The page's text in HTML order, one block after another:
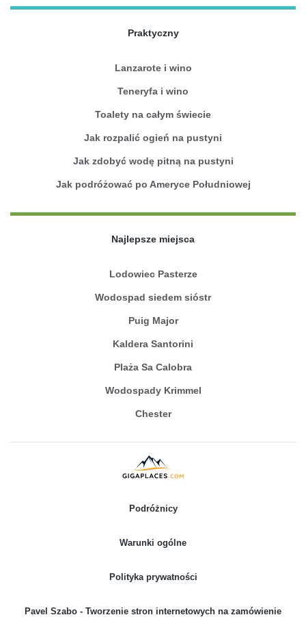
Praktyczny
Lanzarote i wino
Teneryfa i wino
Toalety na całym świecie
Jak rozpalić ogień na pustyni
Jak zdobyć wodę pitną na pustyni
Jak podróżować po Ameryce Południowej
Najlepsze miejsca
Lodowiec Pasterze
Wodospad siedem sióstr
Puig Major
Kaldera Santorini
Plaża Sa Calobra
Wodospady Krimmel
Chester
Podróżnicy
Warunki ogólne
Polityka prywatności
Pavel Szabo - Tworzenie stron internetowych na zamówienie